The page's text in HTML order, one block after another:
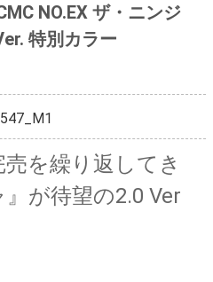
NO.EX ザ・ニンジ
特別カラー
を繰り返してき
が待望の2.0 Ver